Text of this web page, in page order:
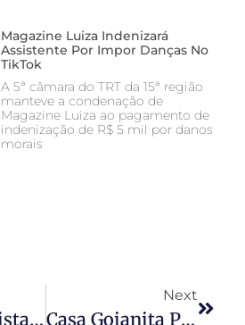
Magazine Luiza Indenizará
Assistente Por Impor Danças No
TikTok
A 5ª câmara do TRT da 15ª região
manteve a condenação de
Magazine Luiza ao pagamento de
indenização de R$ 5 mil por danos
morais
Ouça Entrevista Do SECEG À Rádio Difusora Sobre As Propostas Do Sindilojas Para Fechar CCT
Next
Casa Goianita Pede Recuperação Judicial; Dívida Passa De R$ 22 Milhões